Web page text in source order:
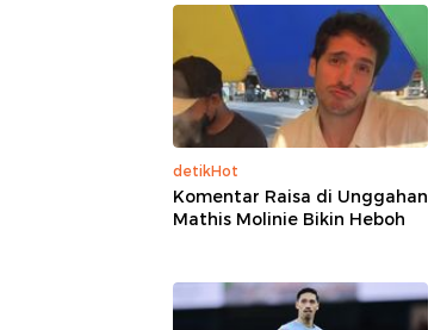
detikHot
Komentar Raisa di Unggahan
Mathis Molinie Bikin Heboh